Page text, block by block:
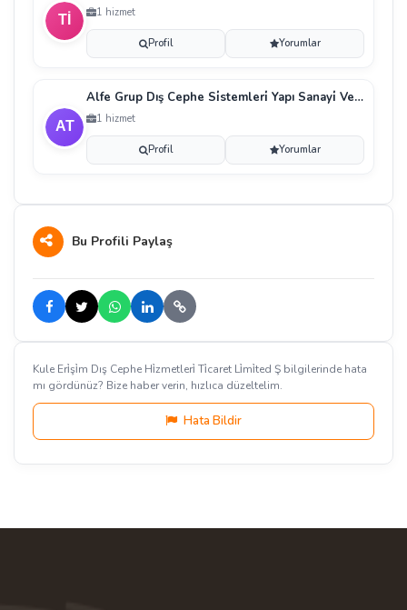
1 hizmet
Profil Yorumlar
Alfe Grup Dış Cephe Si̇stemleri̇ Yapı Sanayi̇ Ve Ti̇ca
1 hizmet
Profil Yorumlar
Bu Profili Paylaş
Kule Eri̇şi̇m Dış Cephe Hi̇zmetleri̇ Ti̇caret Li̇mi̇ted Ş bilgilerinde hata
mı gördünüz? Bize haber verin, hızlıca düzeltelim.
Hata Bildir